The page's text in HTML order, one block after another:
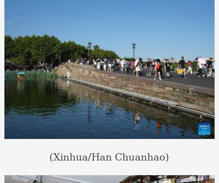
(Xinhua/Han Chuanhao)